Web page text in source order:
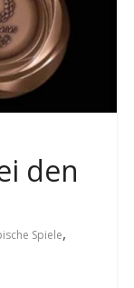
den
Spiele,